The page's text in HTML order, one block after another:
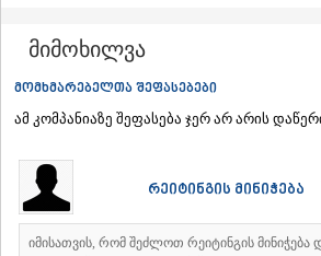
ᲛᲐᲠᲢᲕᲘᲚᲘ
ᲡᲔᲜᲐᲙᲘ
ᲤᲝᲗᲘ
ᲬᲐᲚᲔᲜᲯᲘᲮᲐ
ᲮᲝᲑᲘ
ᲐᲜᲐᲙᲚᲘᲐ
ᲯᲕᲐᲠᲘ
ᲡᲐᲛᲪᲮᲔ–ᲯᲐᲕᲐᲮᲔᲗᲘ
მიმოხილვა
მომხმარებელთა შეფასებები
ამ კომპანიაზე შეფასება ჯერ არ არის
რეიტინგის მინიჭება
იმისათვის, რომ შეძლოთ რეიტინგის მინიჭება